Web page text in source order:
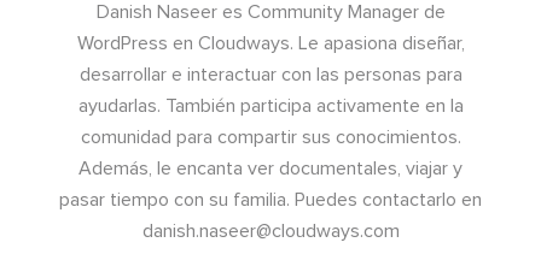
Danish Naseer es Community Manager de
WordPress en Cloudways. Le apasiona diseñar,
desarrollar e interactuar con las personas para
ayudarlas. También participa activamente en la
comunidad para compartir sus conocimientos.
Además, le encanta ver documentales, viajar y
pasar tiempo con su familia. Puedes contactarlo en
danish.naseer@cloudways.com